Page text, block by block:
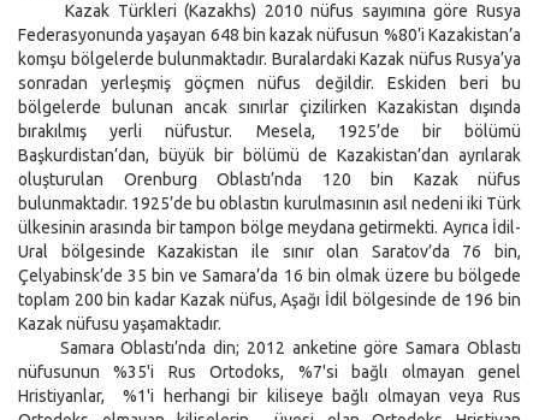
Kazak Türkleri (Kazakhs) 2010 nüfus sayımına göre Rusya
Federasyonunda yaşayan 648 bin kazak nüfusun %80’i Kazakistan’a
komşu bölgelerde bulunmaktadır. Buralardaki Kazak nüfus Rusya’ya
sonradan yerleşmiş göçmen nüfus değildir. Eskiden beri bu
bölgelerde bulunan ancak sınırlar çizilirken Kazakistan dışında
bırakılmış yerli nüfustur. Mesela, 1925’de bir bölümü
Başkurdistan’dan, büyük bir bölümü de Kazakistan’dan ayrılarak
oluşturulan Orenburg Oblastı’nda 120 bin Kazak nüfus
bulunmaktadır. 1925’de bu oblastın kurulmasının asıl nedeni iki Türk
ülkesinin arasında bir tampon bölge meydana getirmekti. Ayrıca İdil-
Ural bölgesinde Kazakistan ile sınır olan Saratov’da 76 bin,
Çelyabinsk’de 35 bin ve Samara’da 16 bin olmak üzere bu bölgede
toplam 200 bin kadar Kazak nüfus, Aşağı İdil bölgesinde de 196 bin
Kazak nüfusu yaşamaktadır.
Samara Oblastı’nda din; 2012 anketine göre Samara Oblastı
nüfusunun %35'i Rus Ortodoks, %7'si bağlı olmayan genel
Hristiyanlar, %1'i herhangi bir kiliseye bağlı olmayan veya Rus